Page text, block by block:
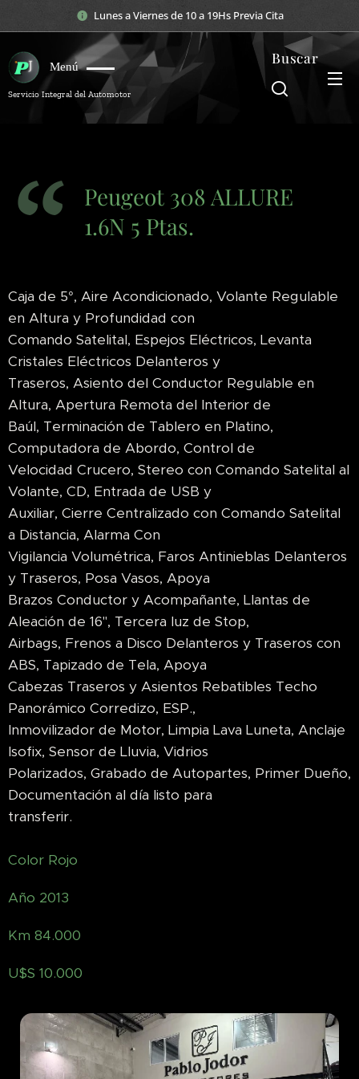
Lunes a Viernes de 10 a 19Hs Previa Cita
Menú
Servicio Integral del Automotor
Buscar
Peugeot 308 ALLURE
1.6N 5 Ptas.
Caja de 5°, Aire Acondicionado, Volante Regulable
en Altura y Profundidad con
Comando Satelital, Espejos Eléctricos, Levanta
Cristales Eléctricos Delanteros y
Traseros, Asiento del Conductor Regulable en
Altura, Apertura Remota del Interior de
Baúl, Terminación de Tablero en Platino,
Computadora de Abordo, Control de
Velocidad Crucero, Stereo con Comando Satelital al
Volante, CD, Entrada de USB y
Auxiliar, Cierre Centralizado con Comando Satelital
a Distancia, Alarma Con
Vigilancia Volumétrica, Faros Antinieblas Delanteros
y Traseros, Posa Vasos, Apoya
Brazos Conductor y Acompañante, Llantas de
Aleación de 16", Tercera luz de Stop,
Airbags, Frenos a Disco Delanteros y Traseros con
ABS, Tapizado de Tela, Apoya
Cabezas Traseros y Asientos Rebatibles Techo
Panorámico Corredizo, ESP.,
Inmovilizador de Motor, Limpia Lava Luneta, Anclaje
Isofix, Sensor de Lluvia, Vidrios
Polarizados, Grabado de Autopartes, Primer Dueño,
Documentación al día listo para
transferir.
Color Rojo
Año 2013
Km 84.000
U$S 10.000